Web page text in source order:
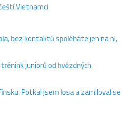
Vietnamci
bez kontaktů spoléháte jen na ni,
juniorů od hvězdných
Potkal jsem losa a zamiloval se